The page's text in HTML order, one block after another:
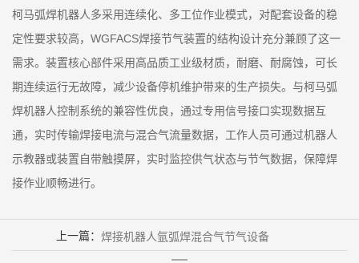
柯马弧焊机器人多采用连续化、多工位作业模式，对配套设备的稳
定性要求较高，WGFACS焊接节气装置的结构设计充分兼顾了这一
需求。装置核心部件采用高品质工业级材质，耐磨、耐腐蚀，可长
期连续运行无故障，减少设备停机维护带来的生产损失。与柯马弧
焊机器人控制系统的兼容性优良，通过专用信号接口实现数据互
通，实时传输焊接电流与混合气流量数据，工作人员可通过机器人
示教器或装置自带触摸屏，实时监控供气状态与节气数据，保障焊
接作业顺畅进行。
上一篇： 焊接机器人氩弧焊混合气节气设备